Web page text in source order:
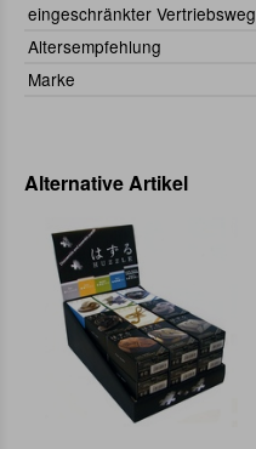
eingeschränkter Vertriebsweg
Altersempfehlung
Marke
Alternative Artikel